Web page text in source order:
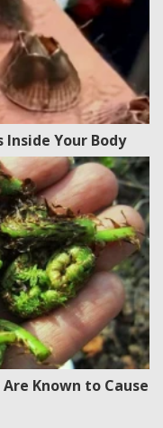
Inside Your Body
Known to Cause